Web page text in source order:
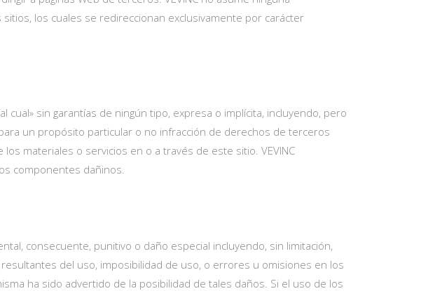
los cuales se redireccionan exclusivamente por carácter
sin garantías de ningún tipo, expresa o implícita, incluyendo, pero
un propósito particular o no infracción de derechos de terceros
materiales o servicios en o a través de este sitio. VEVINC
componentes dañinos.
consecuente, punitivo o daño especial incluyendo, sin limitación,
del uso, imposibilidad de uso, o errores u omisiones en los
ha sido advertido de la posibilidad de tales daños. Si el uso de los